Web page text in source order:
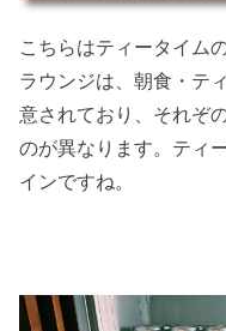
こちらはティータイム
ラウンジは、朝食・テ
意されており、それぞ
のが異なります。ティ
インですね。